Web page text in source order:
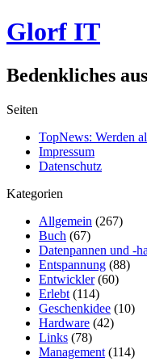
Glorf IT
Bedenkliches
Seiten
TopNews: Werden
Impressum
Datenschutz
Kategorien
Allgemein (267)
Buch (67)
Datenpannen und -
Entspannung (88)
Entwickler(60)
Erlebt (114)
Geschenkidee (10)
Hardware (42)
Links (78)
Management (114)